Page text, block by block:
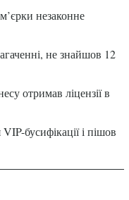
незаконне
не знайшов 12
отримав ліцензії в
бусифікації і пішов